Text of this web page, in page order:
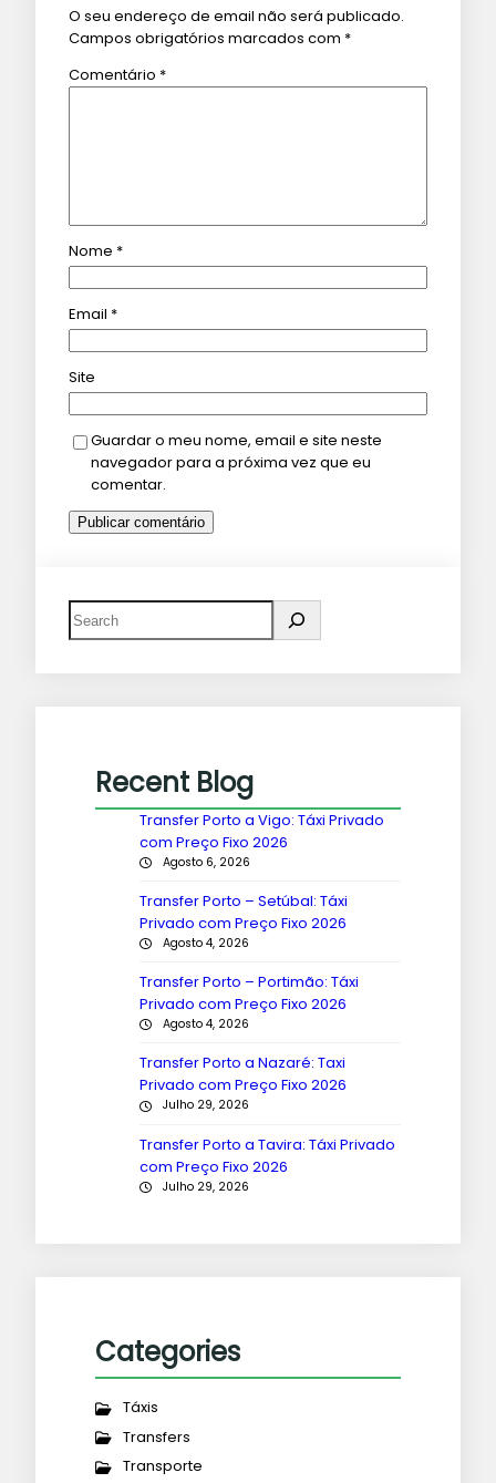
O seu endereço de email não será publicado.
Campos obrigatórios marcados com *
Comentário *
Nome *
Email *
Site
Guardar o meu nome, email e site neste
navegador para a próxima vez que eu
comentar.
Recent Blog
Transfer Porto a Vigo: Táxi Privado
com Preço Fixo 2026
Agosto 6, 2026
Transfer Porto – Setúbal: Táxi
Privado com Preço Fixo 2026
Agosto 4, 2026
Transfer Porto – Portimão: Táxi
Privado com Preço Fixo 2026
Agosto 4, 2026
Transfer Porto a Nazaré: Taxi
Privado com Preço Fixo 2026
Julho 29, 2026
Transfer Porto a Tavira: Táxi Privado
com Preço Fixo 2026
Julho 29, 2026
Categories
Táxis
Transfers
Transporte